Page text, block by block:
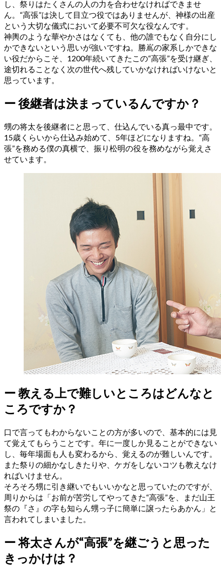
し、祭りはたくさんの人の力を合わせなければできませ
ん。“高張”は決して目立つ役ではありませんが、神様の出産
という大切な儀式において必要不可欠な役なんです。
神輿のような華やかさはなくても、他の誰でもなく自分にし
かできないという思いが強いですね。勝嶌の家系しかできな
い役だからこそ、1200年続いてきたこの“高張”を受け継ぎ、
途切れることなく次の世代へ残していかなければいけないと
思っています。
ー 後継者は決まっているんですか？
甥の将太を後継者にと思って、仕込んでいる真っ最中です。
15歳くらいから仕込み始めて、5年ほどになりますね。“高
張”を務める僕の真横で、振り松明の役を務めながら覚えさ
せています。
ー 教える上で難しいところはどんなと
ころですか？
口で言ってもわからないことの方が多いので、基本的には見
て覚えてもらうことです。年に一度しか見ることができない
し、毎年場面も人も変わるから、覚えるのが難しいんです。
また祭りの細かなしきたりや、ケガをしないコツも教えなけ
ればいけません。
そろそろ甥に引き継いでもいいかなと思っていたのですが、
周りからは「お前が苦労してやってきた“高張”を、まだ山王
祭の『さ』の字も知らん甥っ子に簡単に譲ったらあかん」と
言われてしまいました。
ー将太さんが“高張”を継ごうと思った
きっかけは？